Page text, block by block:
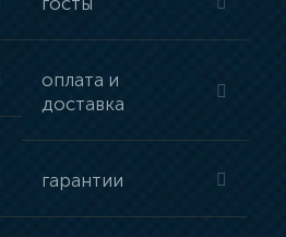
оплата и
доставка
гарантии